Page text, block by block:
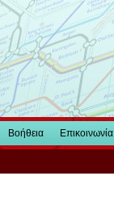
Βοήθεια Επικοινωνία